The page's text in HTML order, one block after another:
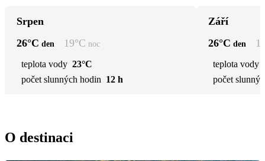
Srpen
26°C den 19°C noc
teplota vody 23°C
počet slunných hodin 12 h
Září
26°C den
teplota vody
počet
O destinaci